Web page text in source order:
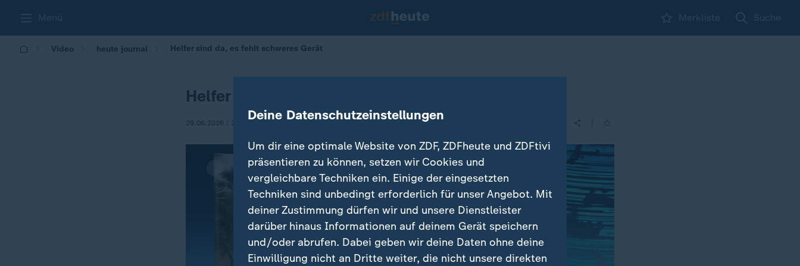
Menü Merkliste Suche
Video heute journal Helfer sind da, es fehlt schweres Gerät
Helfer sind da, es fehlt schweres Gerät
29.06.2026 | 23:15 Deine Datenschutzeinstellungen
Um dir eine optimale Website von ZDF, ZDFheute und ZDFtivi
präsentieren zu können, setzen wir Cookies und
vergleichbare Techniken ein. Einige der eingesetzten
Techniken sind unbedingt erforderlich für unser Angebot. Mit
deiner Zustimmung dürfen wir und unsere Dienstleister
darüber hinaus Informationen auf deinem Gerät speichern
und/oder abrufen. Dabei geben wir deine Daten ohne deine
Einwilligung nicht an Dritte weiter, die nicht unsere direkten